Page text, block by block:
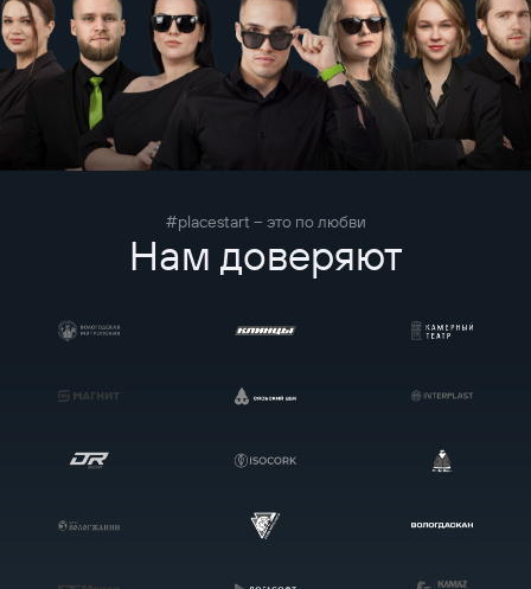
#placestart – это по любви
Нам доверяют